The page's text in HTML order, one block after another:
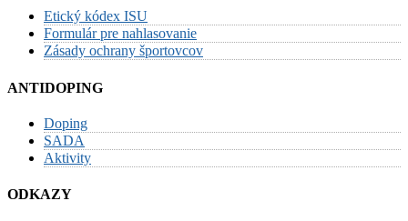
Etický kódex ISU
Formulár pre nahlasovanie
Zásady ochrany športovcov
ANTIDOPING
Doping
SADA
Aktivity
ODKAZY